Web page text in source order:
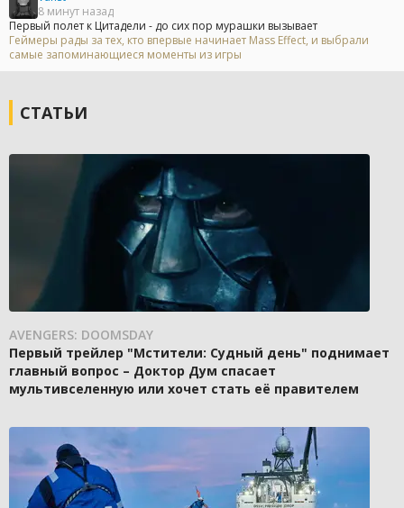
8 минут назад
Первый полет к Цитадели - до сих пор мурашки вызывает
Геймеры рады за тех, кто впервые начинает Mass Effect, и выбрали
самые запоминающиеся моменты из игры
СТАТЬИ
AVENGERS: DOOMSDAY
Первый трейлер "Мстители: Судный день" поднимает
главный вопрос – Доктор Дум спасает
мультивселенную или хочет стать её правителем